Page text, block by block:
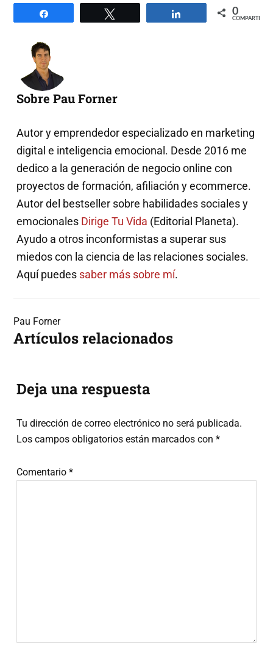
Compartir 0
COMPARTIR
Sobre Pau Forner
Autor y emprendedor especializado en marketing
digital e inteligencia emocional. Desde 2016 me
dedico a la generación de negocio online con
proyectos de formación, afiliación y ecommerce.
Autor del bestseller sobre habilidades sociales y
emocionales Dirige Tu Vida (Editorial Planeta).
Ayudo a otros inconformistas a superar sus
miedos con la ciencia de las relaciones sociales.
Aquí puedes saber más sobre mí.
Pau Forner
Artículos relacionados
Interacciones
los
Deja una respuesta
Tu dirección de correo electrónico no será publicada.
Los campos obligatorios están marcados con*
Comentario*